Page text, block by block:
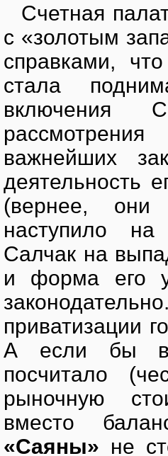
Счетная
с «золотым
справками,
стала
включения
важнейших
деятельность
(вернее, они
наступило на
Салчак на
и форма его
приватизации
А если бы
посчитало
рыночную
вместо
«Саяны» не